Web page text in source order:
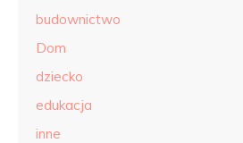
budownictwo
Dom
dziecko
edukacja
inne